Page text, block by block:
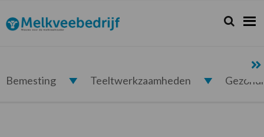
de
hoofdnavigatie
de
hoofd
de
eerste
de
voettekst
Melkveebedrijf.nl Zoeken...
Zoek
Bemesting Teeltwerkzaamheden